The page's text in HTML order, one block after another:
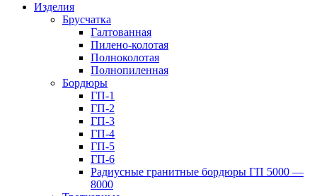
Изделия
Брусчатка
Галтованная
Пилено-колотая
Полноколотая
Полнопиленная
Бордюры
ГП-1
ГП-2
ГП-3
ГП-4
ГП-5
ГП-6
Радиусные гранитные бордюры ГП 5000 —
8000